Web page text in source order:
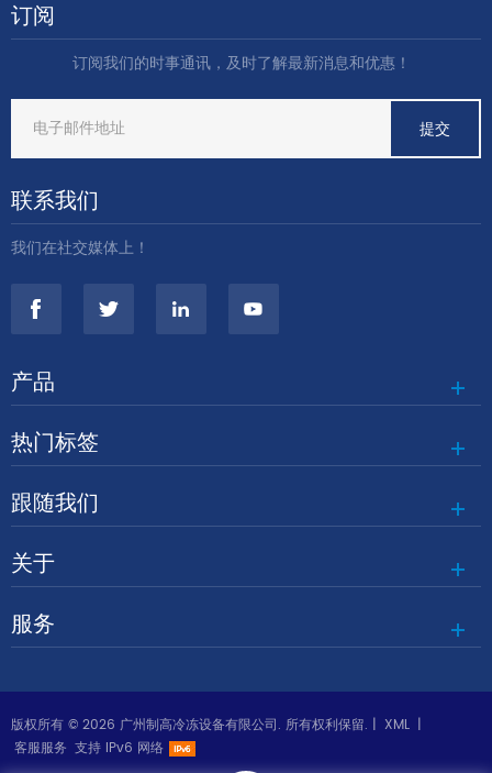
订阅
订阅我们的时事通讯，及时了解最新消息和优惠！
联系我们
我们在社交媒体上！
产品
热门标签
跟随我们
关于
服务
版权所有 © 2026 广州制高冷冻设备有限公司. 所有权利保留. | XML |
客服服务 支持 IPv6 网络